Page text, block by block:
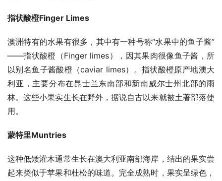
指状酸橙Finger Limes
澳洲特有的水果有很多，其中有一种号称“水果中的鱼子酱”
——指状酸橙（Finger limes），因其果肉很像鱼子酱，所
以别名鱼子酱酸橙（caviar limes）。指状酸橙原产地澳大
利亚，主要分布在昆士兰东南部和新南威尔士州北部的雨
林。这些小果实生长在野外，据说自古以来就被土著部落使
用。
蒙特里Muntries
这种低矮灌木通常生长在澳大利亚南部海岸，结出的果实尝
起来类似于苹果和杜松的味道。完全成熟时，果实呈绿色，